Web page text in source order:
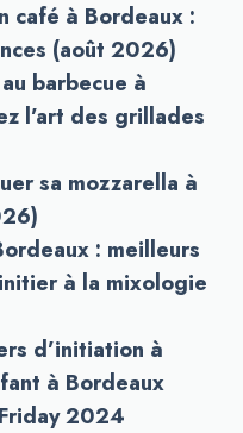
café à Bordeaux :
(août 2026)
barbecue à
l’art des grillades
sa mozzarella à
: meilleurs
à la mixologie
d’initiation à
à Bordeaux
2024